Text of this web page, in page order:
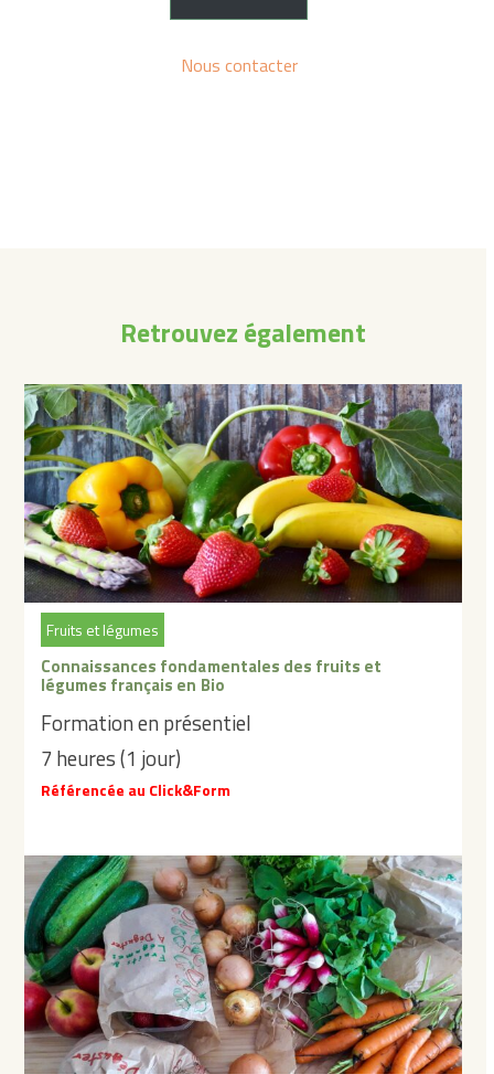
Nous contacter
Retrouvez également
Fruits et légumes
Connaissances fondamentales des fruits et
légumes français en Bio
Formation en présentiel
7 heures (1 jour)
Référencée au Click&Form